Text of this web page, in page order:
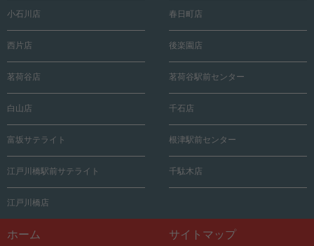
小石川店 春日町店
西片店 後楽園店
茗荷谷店 茗荷谷駅前センター
白山店 千石店
富坂サテライト 根津駅前センター
江戸川橋駅前サテライト 千駄木店
江戸川橋店
ホーム サイトマップ